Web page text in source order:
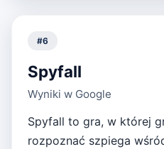
#6
Spyfall
Wyniki w Google
Spyfall to gra, w której
rozpoznać szpiega